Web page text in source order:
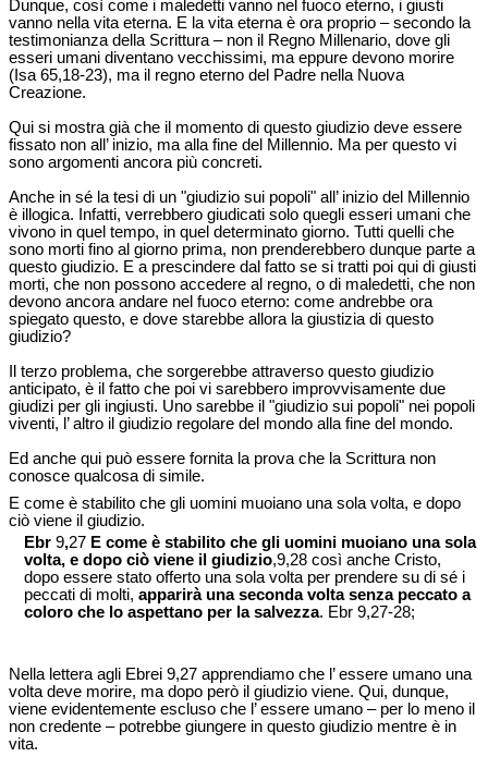
Dunque, così come i maledetti vanno nel fuoco eterno, i giusti
vanno nella vita eterna. E la vita eterna è ora proprio – secondo la
testimonianza della Scrittura – non il Regno Millenario, dove gli
esseri umani diventano vecchissimi, ma eppure devono morire
(Isa 65,18-23), ma il regno eterno del Padre nella Nuova
Creazione.
Qui si mostra già che il momento di questo giudizio deve essere
fissato non all’ inizio, ma alla fine del Millennio. Ma per questo vi
sono argomenti ancora più concreti.
Anche in sé la tesi di un "giudizio sui popoli" all’ inizio del Millennio
è illogica. Infatti, verrebbero giudicati solo quegli esseri umani che
vivono in quel tempo, in quel determinato giorno. Tutti quelli che
sono morti fino al giorno prima, non prenderebbero dunque parte a
questo giudizio. E a prescindere dal fatto se si tratti poi qui di giusti
morti, che non possono accedere al regno, o di maledetti, che non
devono ancora andare nel fuoco eterno: come andrebbe ora
spiegato questo, e dove starebbe allora la giustizia di questo
giudizio?
Il terzo problema, che sorgerebbe attraverso questo giudizio
anticipato, è il fatto che poi vi sarebbero improvvisamente due
giudizi per gli ingiusti. Uno sarebbe il "giudizio sui popoli" nei popoli
viventi, l’ altro il giudizio regolare del mondo alla fine del mondo.
Ed anche qui può essere fornita la prova che la Scrittura non
conosce qualcosa di simile.
E come è stabilito che gli uomini muoiano una sola volta, e dopo
ciò viene il giudizio.
Ebr 9,27 E come è stabilito che gli uomini muoiano una sola
volta, e dopo ciò viene il giudizio,9,28 così anche Cristo,
dopo essere stato offerto una sola volta per prendere su di sé i
peccati di molti, apparirà una seconda volta senza peccato a
coloro che lo aspettano per la salvezza. Ebr 9,27-28;
Nella lettera agli Ebrei 9,27 apprendiamo che l’ essere umano una
volta deve morire, ma dopo però il giudizio viene. Qui, dunque,
viene evidentemente escluso che l’ essere umano – per lo meno il
non credente – potrebbe giungere in questo giudizio mentre è in
vita.